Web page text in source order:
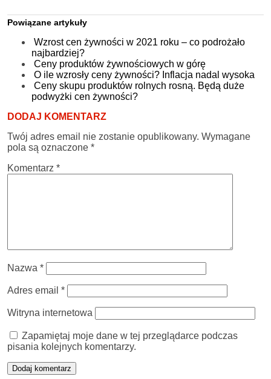
Powiązane artykuły
Wzrost cen żywności w 2021 roku – co podrożało
najbardziej?
Ceny produktów żywnościowych w górę
O ile wzrosły ceny żywności? Inflacja nadal wysoka
Ceny skupu produktów rolnych rosną. Będą duże
podwyżki cen żywności?
DODAJ KOMENTARZ
Twój adres email nie zostanie opublikowany. Wymagane
pola są oznaczone *
Komentarz *
Nazwa *
Adres email *
Witryna internetowa
Zapamiętaj moje dane w tej przeglądarce podczas
pisania kolejnych komentarzy.